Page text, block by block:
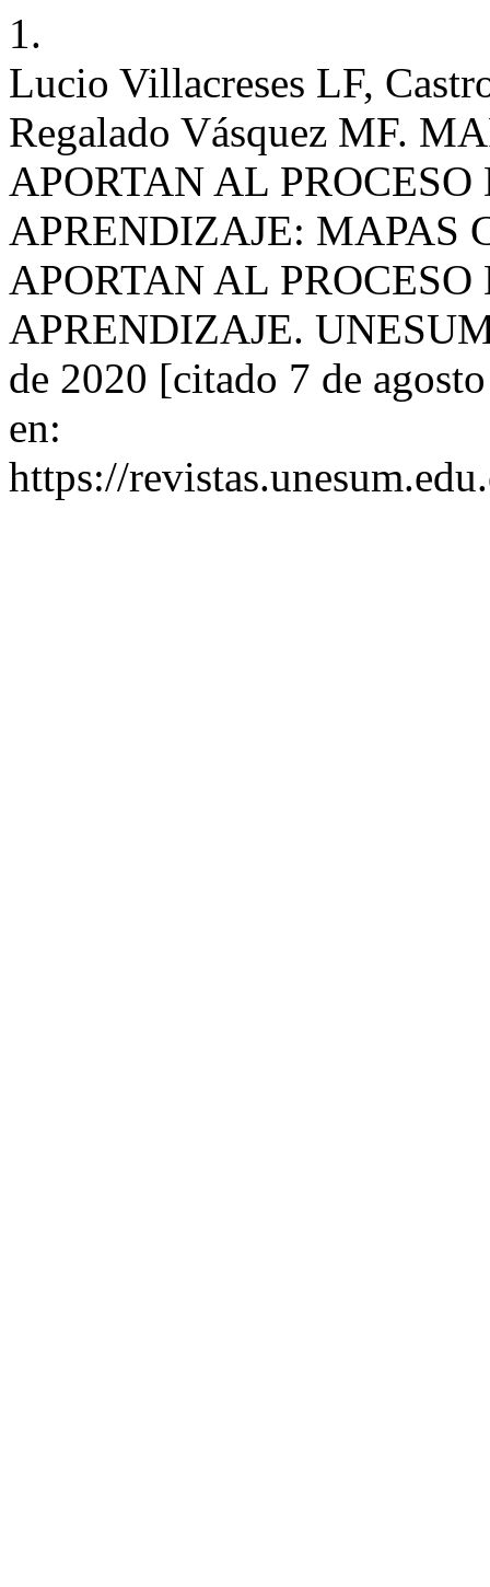
1.
Lucio Villacreses LF,
Regalado Vásquez MF.
APORTAN AL
APRENDIZAJE: MAPAS
APORTAN AL
APRENDIZAJE.
de 2020 [citado 7 de
en:
https://